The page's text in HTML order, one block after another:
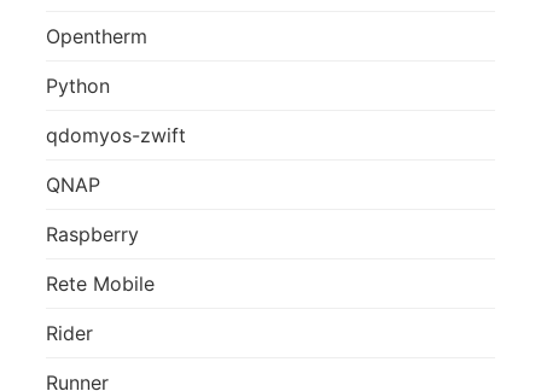
Opentherm
Python
qdomyos-zwift
QNAP
Raspberry
Rete Mobile
Rider
Runner